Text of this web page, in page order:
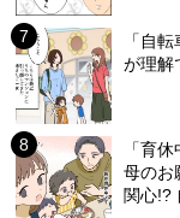
「自
が理解
「育
母のお
関心!?